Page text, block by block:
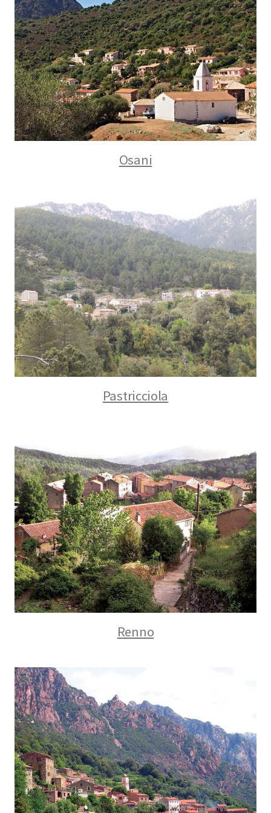
Osani
Pastricciola
Renno